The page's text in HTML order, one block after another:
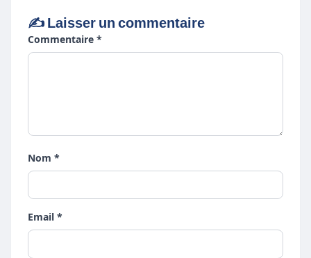
✍️ Laisser un commentaire
Commentaire *
Nom *
Email *